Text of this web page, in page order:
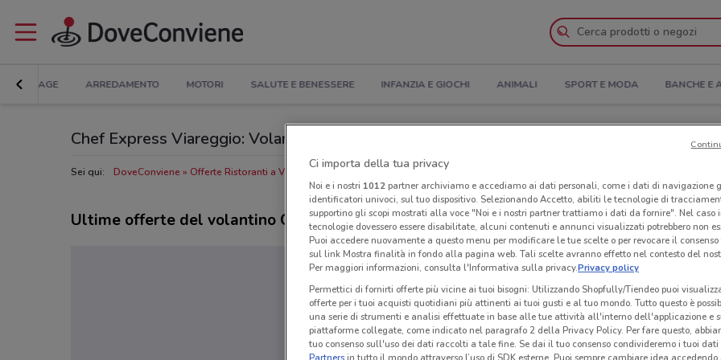
BRICOLAGE ARREDAMENTO MOTORI SALUTE E BENESSERE INFANZIA E GIOCHI ANIMALI SPORT E MODA BANCHE E
Chef Express Viareggio: Volantino, Orari di apertura e Indirizzi
Sei qui: DoveConviene Offerte Ristoranti a Viareggio Ristoranti a Viareggio
Ultime offerte del volantino Chef Express
Ci importa della tua privacy
Noi e i nostri 1012partner archiviamo e accediamo ai dati personali, come i dati di navigazione
identificatori univoci, sul tuo dispositivo. Selezionando Accetto, abiliti le tecnologie di
supportino gli scopi mostrati alla voce "Noi e i nostri partner trattiamo i dati da fornire". Nel caso
tecnologie dovessero essere disabilitate, alcuni contenuti e annunci visualizzati potrebbero non
Puoi accedere nuovamente a questo menu per modificare le tue scelte o per revocare il
sul link Mostra finalità in fondo alla pagina web. Tali scelte avranno effetto nel contesto del
Per maggiori informazioni, consulta l'Informativa sulla privacy.Privacy policy
Permettici di fornirti offerte più vicine ai tuoi bisogni: Utilizzando Shopfully/Tiendeo puoi
offerte per i tuoi acquisti quotidiani più attinenti ai tuoi gusti e al tuo mondo. Tutto questo è
una serie di strumenti e analisi effettuate in base alle tue attività all'interno dell'applicazione e
piattaforme collegate, come indicato nel paragrafo 2 della Privacy Policy. Per fare questo,
tuo consenso sull'uso dei dati raccolti a tale fine. Se dai il tuo consenso condivideremo i tuoi dati